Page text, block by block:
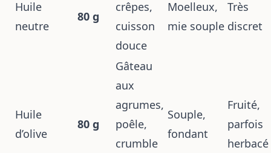
Huile
neutre
80 g
crêpes,
cuisson
douce
Moelleux,
mie souple
Très
discret
Huile
d’olive
80 g
Gâteau
aux
agrumes,
poêle,
crumble
Souple,
fondant
Fruité,
parfois
herbacé